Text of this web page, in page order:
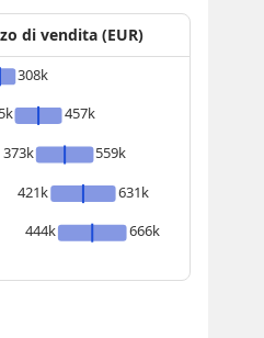
di vendita (EUR)
308k
457k
373k
559k
421k
631k
444k
666k